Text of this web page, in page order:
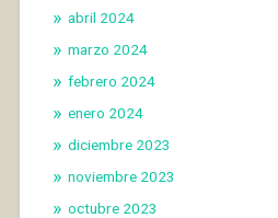
abril 2024
marzo 2024
febrero 2024
enero 2024
diciembre 2023
noviembre 2023
octubre 2023